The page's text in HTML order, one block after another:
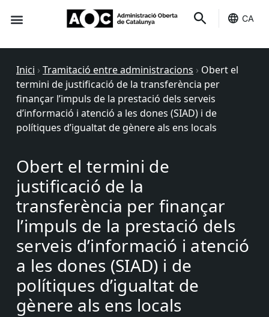
CA
Inici › Tramitació entre administracions › Obert el
termini de justificació de la transferència per
finançar l’impuls de la prestació dels serveis
d’informació i atenció a les dones (SIAD) i de
polítiques d’igualtat de gènere als ens locals
Obert el termini de
justificació de la
transferència per finançar
l’impuls de la prestació dels
serveis d’informació i atenció
a les dones (SIAD) i de
polítiques d’igualtat de
gènere als ens locals